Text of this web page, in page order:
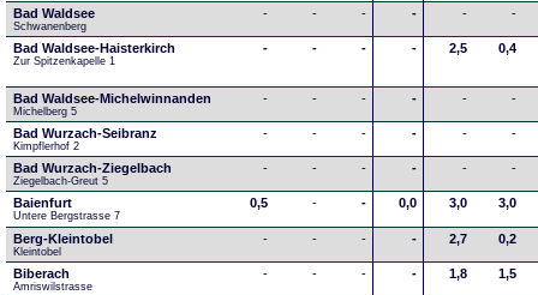
Bad Waldsee
Schwanenberg
- - - - - -
Bad Waldsee-Haisterkirch
Zur Spitzenkapelle 1
- - - - 2,5 0,4
Bad Waldsee-Michelwinnanden
Michelberg 5
- - - - - -
Bad Wurzach-Seibranz
Kimpflerhof 2
- - - - - -
Bad Wurzach-Ziegelbach
Ziegelbach-Greut 5
- - - - - -
Baienfurt
Untere Bergstrasse 7
0,5 - - 0,0 3,0 3,0
Berg-Kleintobel
Kleintobel
- - - - 2,7 0,2
Biberach
Amriswilstrasse
- - - - 1,8 1,5